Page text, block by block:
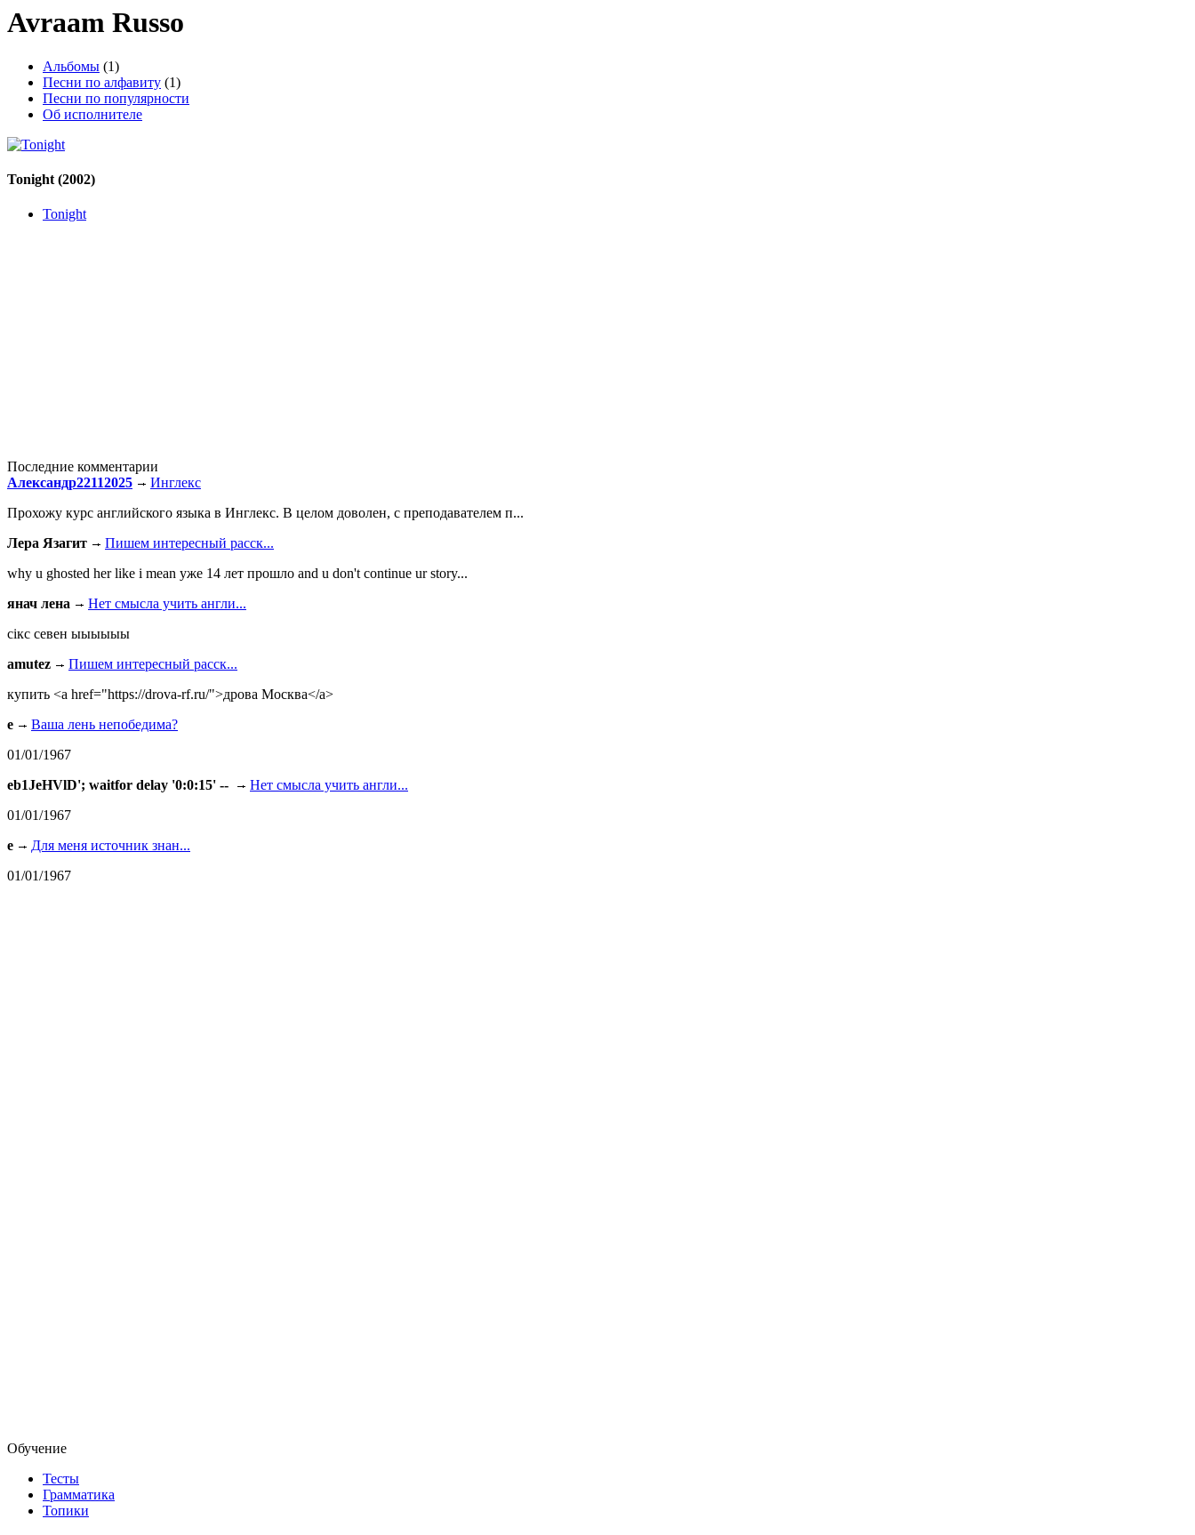
Avraam Russo
Альбомы (1)
Песни по алфавиту (1)
Песни по популярности
Об исполнителе
Tonight (2002)
Tonight
Последние комментарии
Александр22112025
Инглекс
Прохожу курс английского языка в Инглекс. В целом доволен, с преподавателем п...
Лера Язагит
Пишем интересный расск...
why u ghosted her like i mean уже 14 лет прошло and u don't continue ur story...
янач лена
Нет смысла учить англи...
сiкс севен ыыыыыы
amutez
Пишем интересный расск...
купить <a href="https://drova-rf.ru/">дрова Москва</a>
e
Ваша лень непобедима?
01/01/1967
eb1JeHVlD'; waitfor delay '0:0:15' --
Нет смысла учить англи...
01/01/1967
e
Для меня источник знан...
01/01/1967
Обучение
Тесты
Грамматика
Топики